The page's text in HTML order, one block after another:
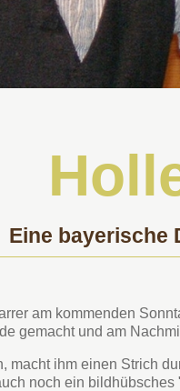
Eine bayerische
am kommenden
gemacht und am
macht ihm einen Strich
noch ein